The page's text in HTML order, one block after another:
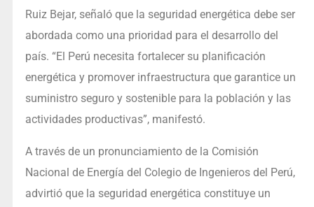
Ruiz Bejar, señaló que la seguridad energética debe ser
abordada como una prioridad para el desarrollo del
país. “El Perú necesita fortalecer su planificación
energética y promover infraestructura que garantice un
suministro seguro y sostenible para la población y las
actividades productivas”, manifestó.
A través de un pronunciamiento de la Comisión
Nacional de Energía del Colegio de Ingenieros del Perú,
advirtió que la seguridad energética constituye un